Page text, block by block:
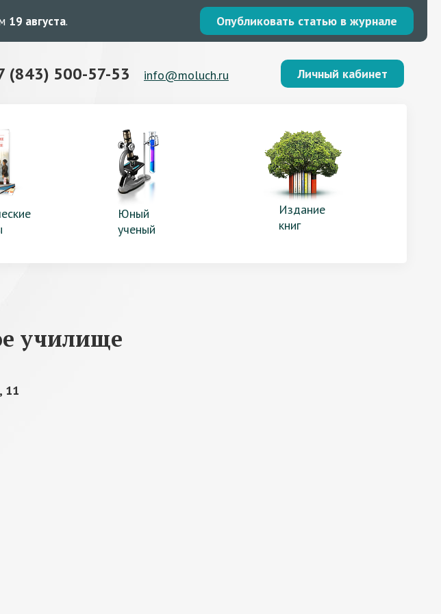
19 августа. Опубликовать статью в журнале
(843) 500-57-53 info@moluch.ru Личный кабинет
Юный
ученый
Издание
книг
училище
11